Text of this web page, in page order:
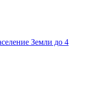
Земли до 4